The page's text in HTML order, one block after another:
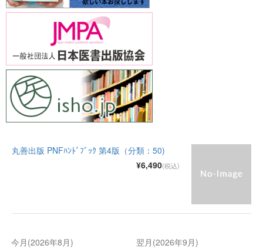
丸善出版 PNFﾊﾝﾄﾞﾌﾞｯｸ 第4版（分類：50)
¥6,490(税込)
今月(2026年8月)
翌月(2026年9月)